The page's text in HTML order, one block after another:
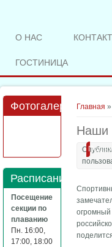
О НАС
ГОСТИНИЦА
Вы
Главная
Наши
огромный
Фотогалерея
Расписание
Посещение
секции по
плаванию
Пн. 16:00,
17:00, 18:00